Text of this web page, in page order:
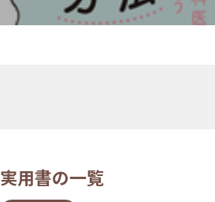
実用書の一覧